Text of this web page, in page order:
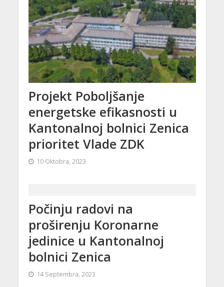
Projekt Poboljšanje
energetske efikasnosti u
Kantonalnoj bolnici Zenica
prioritet Vlade ZDK
10 Oktobra, 2023
Počinju radovi na
proširenju Koronarne
jedinice u Kantonalnoj
bolnici Zenica
14 Septembra, 2023